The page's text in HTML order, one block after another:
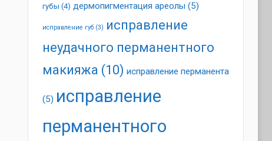
губы (4) дермопигментация ареолы (5)
исправление губ(3) исправление
неудачного перманентного
макияжа (10) исправление перманента
(5) исправление
перманентного